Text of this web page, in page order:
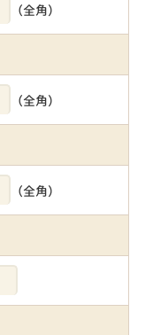
（全角）
（全角）
（全角）